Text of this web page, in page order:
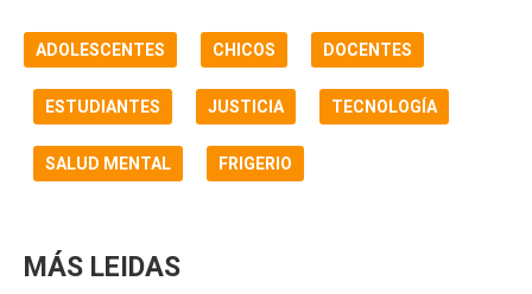
ADOLESCENTES CHICOS DOCENTES
ESTUDIANTES JUSTICIA TECNOLOGÍA
SALUD MENTAL FRIGERIO
MÁS LEIDAS